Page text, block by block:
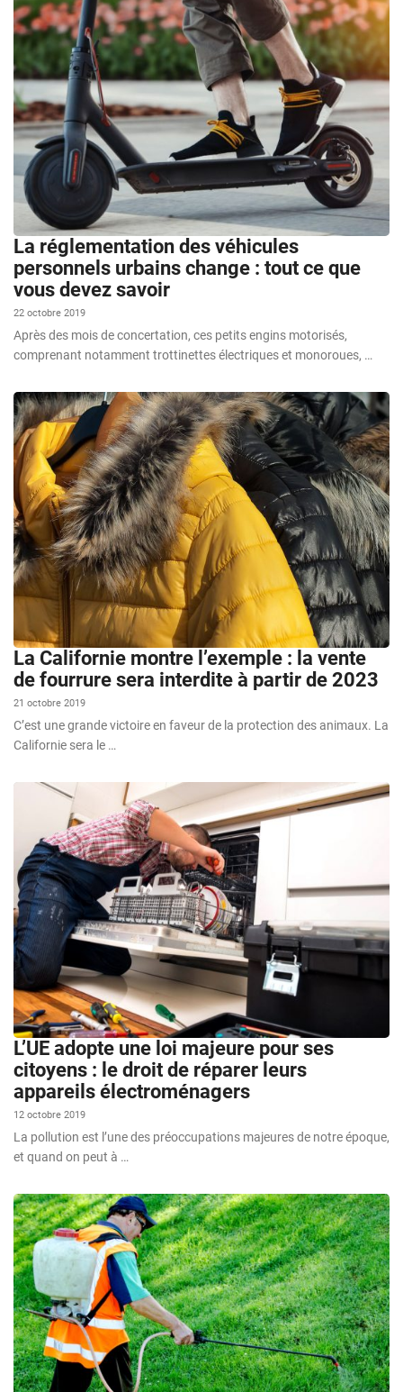
La réglementation des véhicules
personnels urbains change : tout ce que
vous devez savoir
22 octobre 2019
Après des mois de concertation, ces petits engins motorisés,
comprenant notamment trottinettes électriques et monoroues, …
La Californie montre l’exemple : la vente
de fourrure sera interdite à partir de 2023
21 octobre 2019
C’est une grande victoire en faveur de la protection des animaux. La
Californie sera le …
L’UE adopte une loi majeure pour ses
citoyens : le droit de réparer leurs
appareils électroménagers
12 octobre 2019
La pollution est l’une des préoccupations majeures de notre époque,
et quand on peut à …